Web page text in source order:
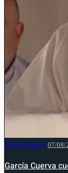
NACIONALES 07/08/
García Cuerva